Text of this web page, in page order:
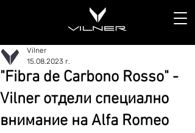
"Fibra de Carbono Rosso" -
Vilner отдели специално
внимание на Alfa Romeo
Vilner
15.08.2023 г.